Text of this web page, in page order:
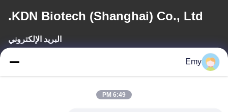
KDN Biotech (Shanghai) Co., Ltd.
البريد الإلكتروني
panxy@vlandgroup.com
Emy
6:49 PM